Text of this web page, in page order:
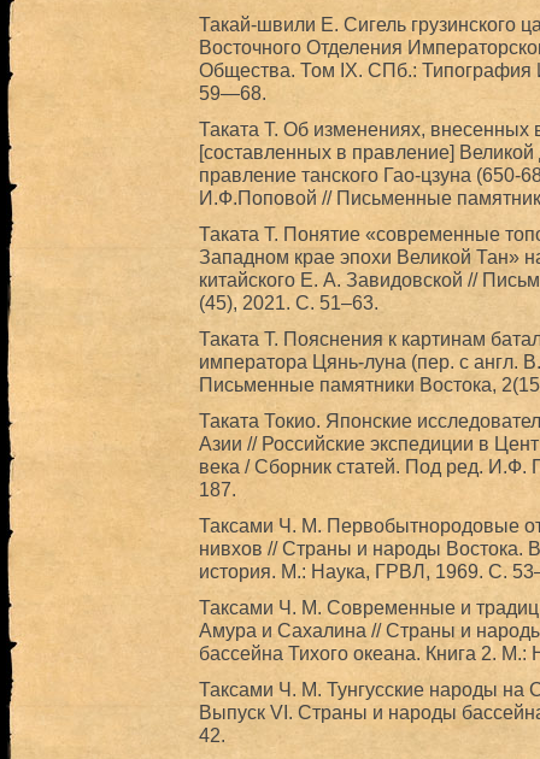
Такай-швили Е. Сигель грузинского
Восточного Отделения
Общества. Том IX. СПб.: Типография
59—68.
Таката Т. Об изменениях, внесенных
[составленных в правление]
правление танского Гао-цзуна
И.Ф.Поповой // Письменные
Таката Т. Понятие «современные
Западном крае эпохи Великой Тан»
китайского Е. А. Завидовской //
(45), 2021. С. 51–63.
Таката Т. Пояснения к картинам
императора Цянь-луна (пер. с
Письменные памятники Востока,
Таката Токио. Японские
Азии // Российские экспедиции в
века / Сборник статей. Под ред.
187.
Таксами Ч. М. Первобытнородовые
нивхов // Страны и народы Востока.
история. М.: Наука, ГРВЛ, 1969. С.
Таксами Ч. М. Современные и
Амура и Сахалина // Страны и
бассейна Тихого океана. Книга 2.
Таксами Ч. М. Тунгусские народы на
Выпуск VI. Страны и народы
42.